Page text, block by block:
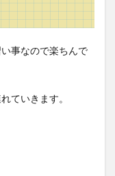
事なので楽ちんで
ていきます。